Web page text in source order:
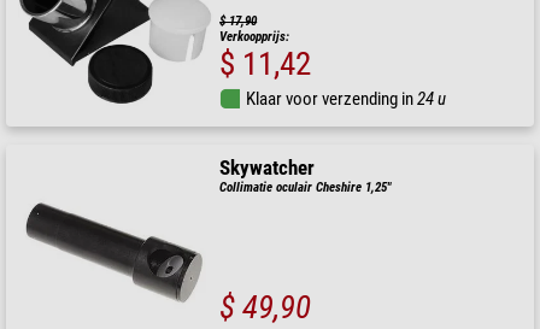
$ 17,90
Verkoopprijs:
$ 11,42
Klaar voor verzending in24 u
Skywatcher
Collimatie oculair Cheshire 1,25"
$ 49,90